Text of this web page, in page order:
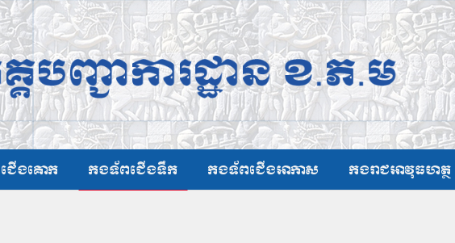
ើងគោក កងទ័ពជើងទឹក កងទ័ពជើងអាកាស កងរាជអាវុធហត្ថ